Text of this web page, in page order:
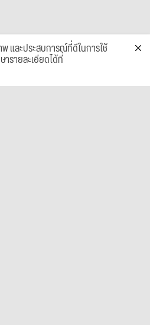
และประสบการณ์ที่ดีในการใช้
รายละเอียดได้ที่